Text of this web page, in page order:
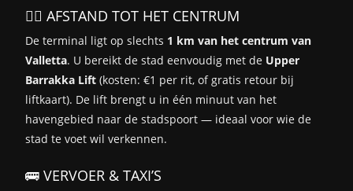
🚶‍♂️ AFSTAND TOT HET CENTRUM
De terminal ligt op slechts 1 km van het centrum van
Valletta. U bereikt de stad eenvoudig met de Upper
Barrakka Lift (kosten: €1 per rit, of gratis retour bij
liftkaart). De lift brengt u in één minuut van het
havengebied naar de stadspoort — ideaal voor wie de
stad te voet wil verkennen.
🚌 VERVOER & TAXI’S